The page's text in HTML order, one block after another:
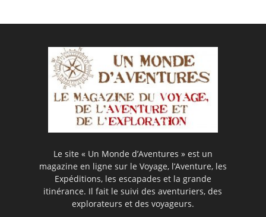
Le site « Un Monde d’Aventures » est un
magazine en ligne sur le Voyage, l’Aventure, les
Expéditions, les escapades et la grande
itinérance. Il fait le suivi des aventuriers, des
explorateurs et des voyageurs.